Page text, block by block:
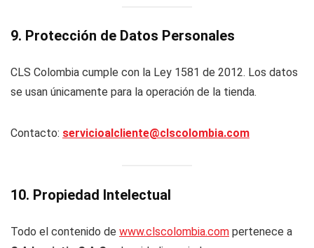
9. Protección de Datos Personales
CLS Colombia cumple con la Ley 1581 de 2012. Los datos
se usan únicamente para la operación de la tienda.
Contacto: servicioalcliente@clscolombia.com
10. Propiedad Intelectual
Todo el contenido de www.clscolombia.com pertenece a